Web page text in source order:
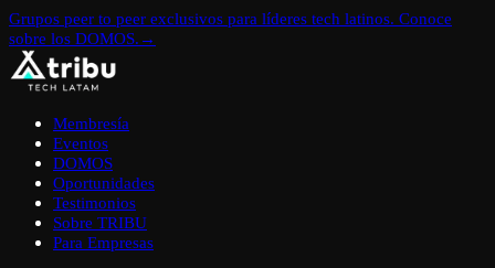
Grupos peer to peer exclusivos para líderes tech latinos. Conoce
sobre los DOMOS. →
Membresía
Eventos
DOMOS
Oportunidades
Testimonios
Sobre TRIBU
Para Empresas